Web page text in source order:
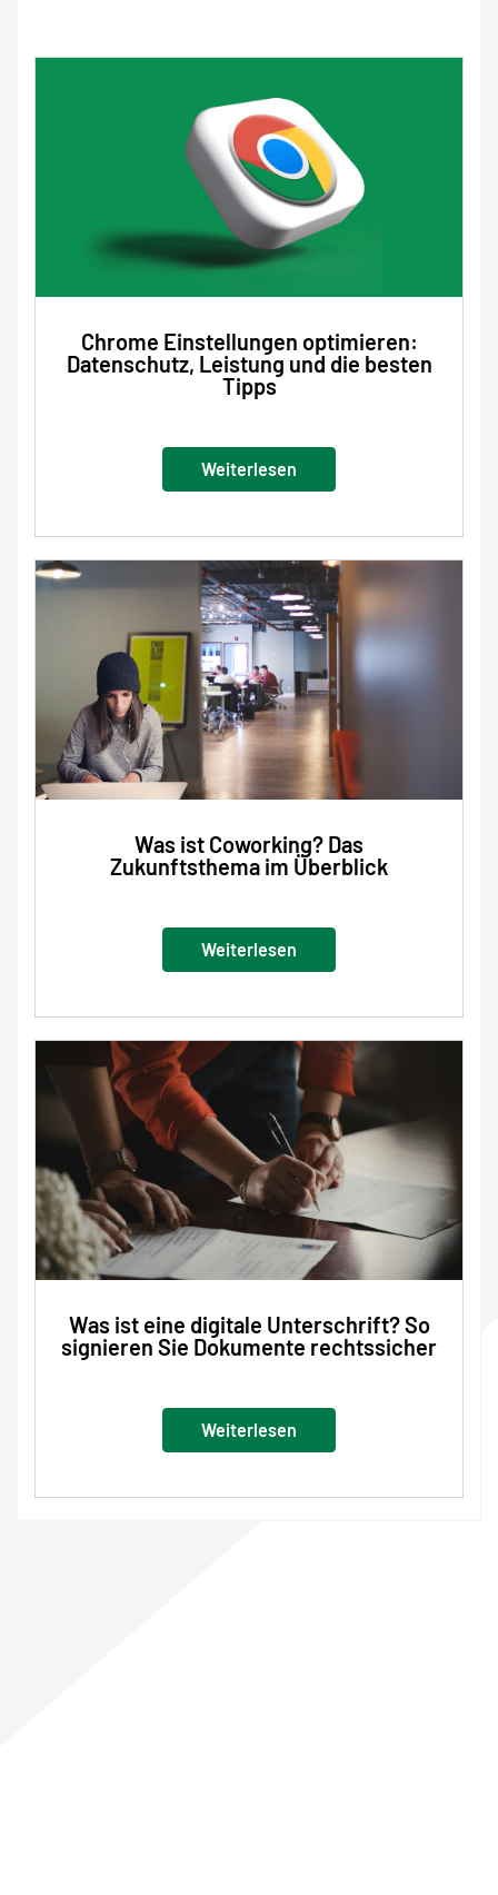
Chrome Einstellungen optimieren:
Datenschutz, Leistung und die besten
Tipps
Weiterlesen
Was ist Coworking? Das
Zukunftsthema im Überblick
Weiterlesen
Was ist eine digitale Unterschrift? So
signieren Sie Dokumente rechtssicher
Weiterlesen